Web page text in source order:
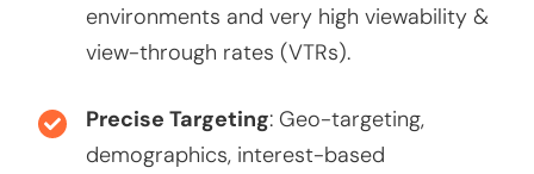
environments and very high viewability &
view-through rates (VTRs).
Precise Targeting: Geo-targeting,
demographics, interest-based